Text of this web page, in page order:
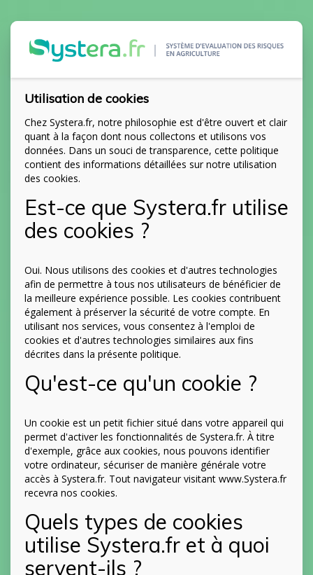
Utilisation de cookies
Chez Systera.fr, notre philosophie est d'être ouvert et clair
quant à la façon dont nous collectons et utilisons vos
données. Dans un souci de transparence, cette politique
contient des informations détaillées sur notre utilisation
des cookies.
Est-ce que Systera.fr utilise
des cookies ?
Oui. Nous utilisons des cookies et d'autres technologies
afin de permettre à tous nos utilisateurs de bénéficier de
la meilleure expérience possible. Les cookies contribuent
également à préserver la sécurité de votre compte. En
utilisant nos services, vous consentez à l'emploi de
cookies et d'autres technologies similaires aux fins
décrites dans la présente politique.
Qu'est-ce qu'un cookie ?
Un cookie est un petit fichier situé dans votre appareil qui
permet d'activer les fonctionnalités de Systera.fr. À titre
d'exemple, grâce aux cookies, nous pouvons identifier
votre ordinateur, sécuriser de manière générale votre
accès à Systera.fr. Tout navigateur visitant www.Systera.fr
recevra nos cookies.
Quels types de cookies
utilise Systera.fr et à quoi
servent-ils ?